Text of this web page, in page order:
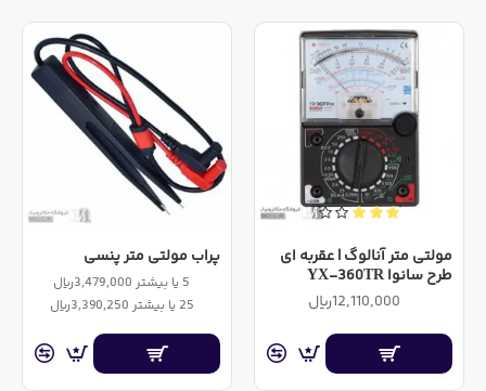
مولتی متر آنالوگ | عقربه ای
طرح سانوا YX-360TR
12,110,000ریال
پراب مولتی متر پنسی
5 یا بیشتر 3,479,000ریال
25 یا بیشتر 3,390,250ریال